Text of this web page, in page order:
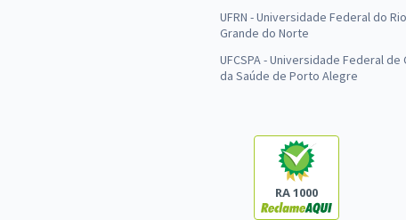
UFRN - Universidade Federal do Rio
Grande do Norte
UFCSPA - Universidade Federal de
da Saúde de Porto Alegre
RA 1000